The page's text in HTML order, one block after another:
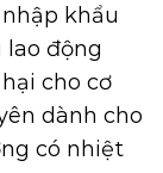
khẩu
lao động
cho cơ
dành cho
có nhiệt